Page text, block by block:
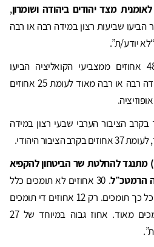
מצד יהודים ביהודה ושומרון,
אשר הביעו שביעות רצון במידה רבה או רבה
בחתך פוליטי, 48 אחוזים ממצביעי הקואליציה הביעו
שביעות רצון במידה רבה או רבה מאוד לעומת 25 אחוזים
בקרב הציבור הערבי שבעי רצון במידה
הציבור היהודי.
מתנגד להחלטת שר הביטחון להקפיא
הרמטכ״ל
. 30 אחוזים לא תומכים כלל
ו-22 אחוזים נוספים לא כל כך תומכים. רק 12 אחוזים די תומכים
ו-9 אחוזים נוספים תומכים מאוד. אחוז גבוה במיוחד של 27